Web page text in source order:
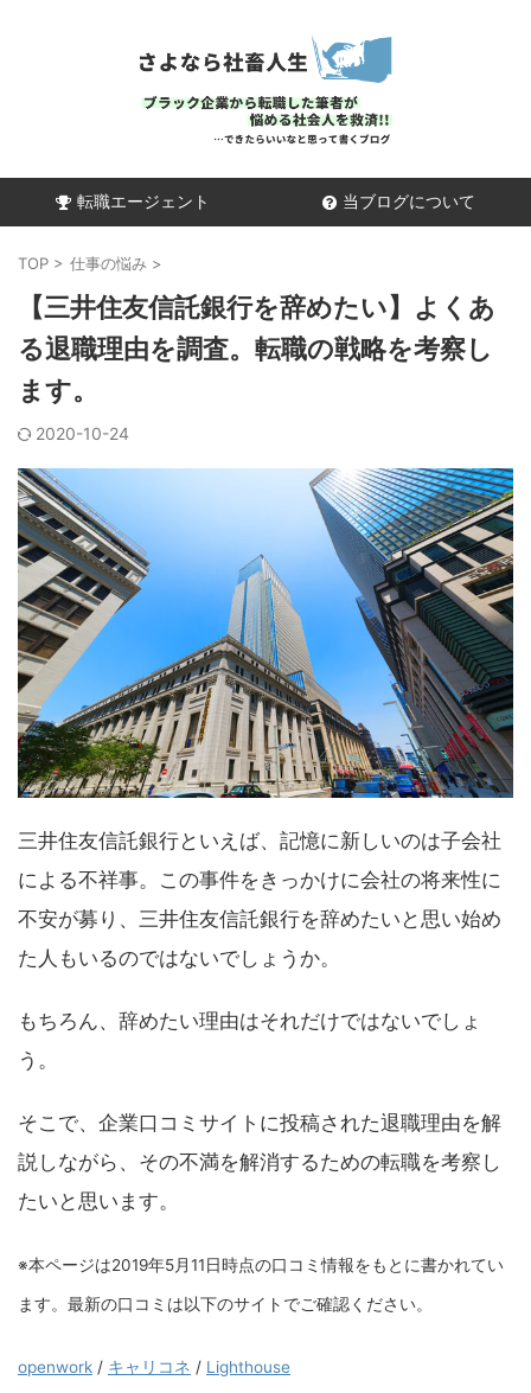
転職エージェント 当ブログについて
TOP > 仕事の悩み >
【三井住友信託銀行を辞めたい】よくあ
る退職理由を調査。転職の戦略を考察し
ます。
2020-10-24
三井住友信託銀行といえば、記憶に新しいのは子会社
による不祥事。この事件をきっかけに会社の将来性に
不安が募り、三井住友信託銀行を辞めたいと思い始め
た人もいるのではないでしょうか。
もちろん、辞めたい理由はそれだけではないでしょ
う。
そこで、企業口コミサイトに投稿された退職理由を解
説しながら、その不満を解消するための転職を考察し
たいと思います。
※本ページは2019年5月11日時点の口コミ情報をもとに書かれてい
ます。最新の口コミは以下のサイトでご確認ください。
openwork / キャリコネ / Lighthouse